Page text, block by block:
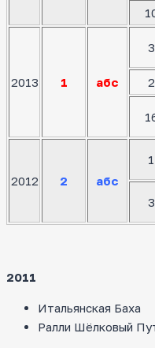
2013 1 абс
3
2
2012 2 абс
1
3
2011
Итальянская Баха
Ралли Шёлковый